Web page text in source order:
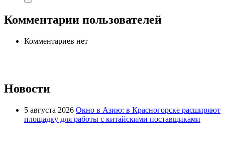
Комментарии пользователей
Комментариев нет
Новости
5 августа 2026 Окно в Азию: в Красногорске расширяют
площадку для работы с китайскими поставщиками